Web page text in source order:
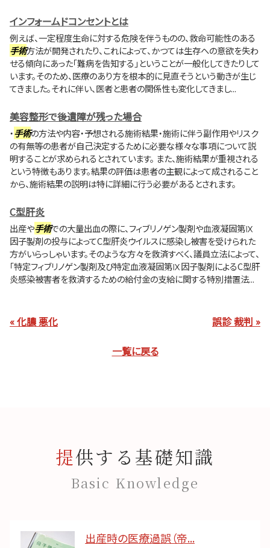
インフォームドコンセントとは
例えば、一定程度生命に対する危険を伴うものの、救命可能性のある
手術方法が開発されたり、これによって、かつては生存への意欲を失わ
せる傾向にあった「難病を告知する」ということが一般化してきたりして
います。そのため、医療のあり方を根本的に見直そうという動きが生じ
てきました。それに伴い、医者と患者の関係性も変化してきまし...
美容整形で後遺障が残った場合
・手術の方法や内容・予想される施術結果・施術に伴う副作用やリスク
の有無等の患者が自己決定するために必要な様々な事項について説
明することが求められるとされています。 また、施術結果が重視される
という特徴もあります。結果の評価は患者の主観によって成されること
から、施術結果の説明は特に詳細に行う必要があるとされます。
C型肝炎
出産や手術での大量出血の際に、フィブリノゲン製剤や血液凝固第Ⅸ
因子製剤の投与によってC型肝炎ウイルスに感染し被害を受けられた
方がいらっしゃいます。そのような方々を救済すべく、議員立法によって、
「特定フィブリノゲン製剤及び特定血液凝固第Ⅸ因子製剤によるC型肝
炎感染被害者を救済するための給付金の支給に関する特別措置法...
« 化膿 悪化 誤診 裁判 »
一覧に戻る
提供する基礎知識
Basic Knowledge
出産時の医療過誤（帝...